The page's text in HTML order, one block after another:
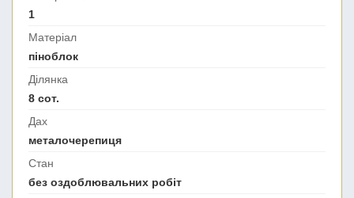
1
Матеріал
піноблок
Ділянка
8 сот.
Дах
металочерепиця
Стан
без оздоблювальних робіт